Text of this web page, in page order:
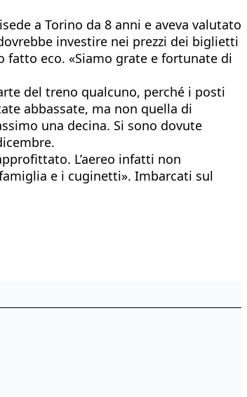
a Torino da 8 anni e aveva valutato
investire nei prezzi dei biglietti
fatto eco. «Siamo grate e fortunate di
del treno qualcuno, perché i posti
abbassate, ma non quella di
una decina. Si sono dovute
L’aereo infatti non
e i cuginetti». Imbarcati sul